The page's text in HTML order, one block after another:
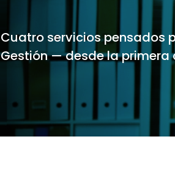
Cuatro servicios pensados
Gestión — desde la